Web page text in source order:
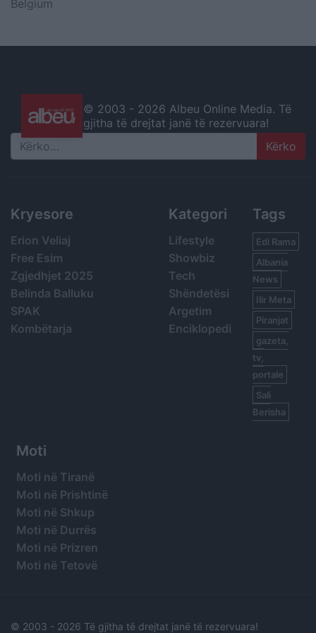
Belgium
© 2003 - 2026 Albeu Online Media. Të
gjitha të drejtat janë të rezervuara!
Search
Kryesore
Erion Veliaj
Free Esim
Zgjedhjet 2025
Belinda Balluku
SPAK
Kombëtarja
Kategori
Lifestyle
Showbiz
Tech
Shëndetësi
Argetim
Enciklopedi
Tags
Edi Rama
Albania
News
Ilir Meta
Piranjat
gazeta,
tv,
portale
Sali
Berisha
Moti
Moti në Tiranë
Moti në Prishtinë
Moti në Shkup
Moti në Durrës
Moti në Prizren
Moti në Tetovë
© 2003 - 2026 Të gjitha të drejtat janë të rezervuara!